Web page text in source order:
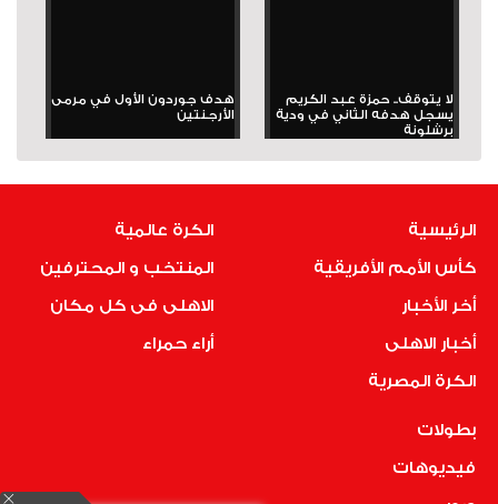
لا يتوقف.. حمزة عبد الكريم
يسجل هدفه الثاني في ودية
برشلونة
هدف جوردون الأول في مرمى
الأرجنتين
الرئيسية
كأس الأمم الأفريقية
أخر الأخبار
أخبار الاهلى
الكرة المصرية
الكرة عالمية
المنتخب و المحترفين
الاهلى فى كل مكان
أراء حمراء
بطولات
فيديوهات